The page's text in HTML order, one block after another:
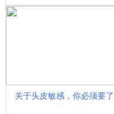
关于头皮敏感，你必须要了